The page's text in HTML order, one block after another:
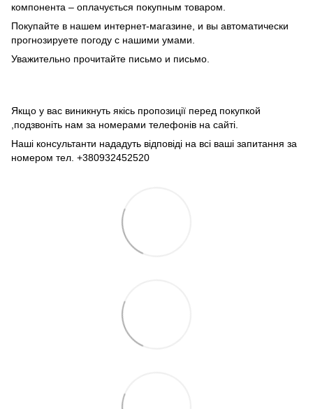
компонента – оплачується покупным товаром.
Покупайте в нашем интернет-магазине, и вы автоматически
прогнозируете погоду с нашими умами.
Уважительно прочитайте письмо и письмо.
Якщо у вас виникнуть якісь пропозиції перед покупкой
,подзвоніть нам за номерами телефонів на сайті.
Наші консультанти нададуть відповіді на всі ваші запитання за
номером тел. +380932452520